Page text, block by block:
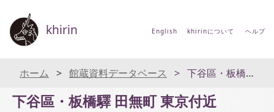
khirin English khirinについて ヘルプ
ホーム 館蔵資料データベース 下谷區・板橋驛 田無町 東京付近
下谷區・板橋驛 田無町 東京付近